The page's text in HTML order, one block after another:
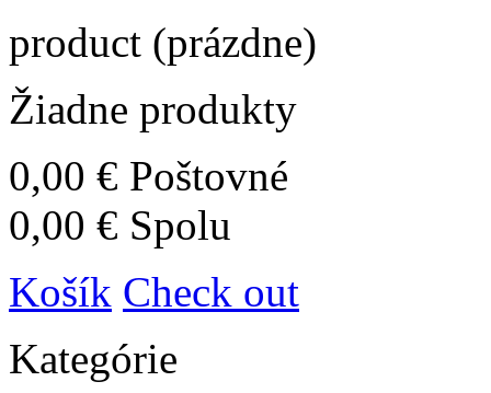
product (prázdne)
Žiadne produkty
0,00 € Poštovné
0,00 € Spolu
Košík Check out
Kategórie